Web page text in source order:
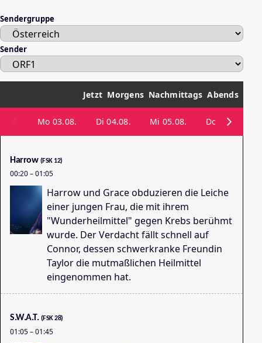
Sendergruppe
Sender
Jetzt Morgens Nachmittags Abends
Mo 03.08. Di 04.08. Mi 05.08. Do 06.08.
Harrow (FSK 12)
00:20–01:05
Harrow und Grace obduzieren die Leiche
einer jungen Frau, die mit ihrem
"Wunderheilmittel" gegen Krebs berühmt
wurde. Der Verdacht fällt schnell auf
Connor, dessen schwerkranke Freundin
Taylor die mutmaßlichen Heilmittel
eingenommen hat.
S.W.A.T. (FSK 28)
01:05–01:45